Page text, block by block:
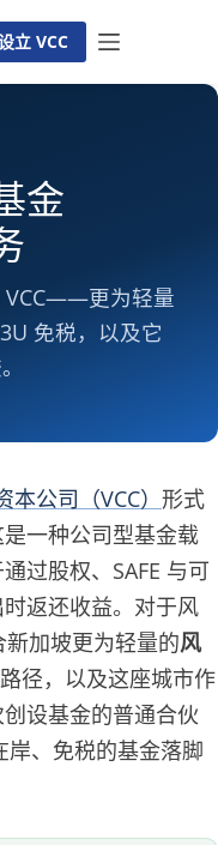
立 VCC
金
VCC——更为轻量
免税，以及它
本公司（VCC） 形式
一种公司型基金载
过股权、SAFE 与可
返还收益。对于风
新加坡更为轻量的风
径，以及这座城市作
设基金的普通合伙
岸、免税的基金落脚